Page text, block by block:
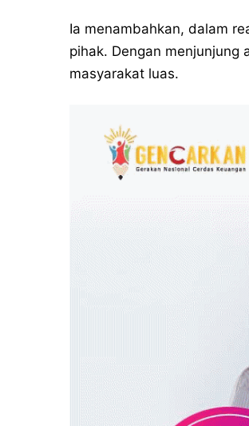
Ia menambahkan, dalam
pihak. Dengan menjunjung
masyarakat luas.